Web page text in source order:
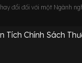
đổi đối với một Ngành
Tích Chính Sách